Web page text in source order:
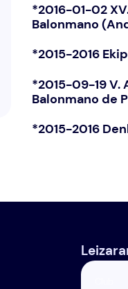
*2016-01-02
Balonmano
*2015-2016
*2015-09-19 V.
Balonmano de
*2015-2016